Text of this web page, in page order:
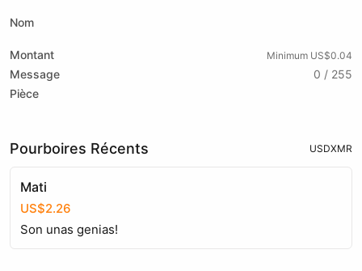
Nom
Montant Minimum US$0.04
Message
0 / 255
Pièce
Pourboires Récents USDXMR
Mati
US$2.26
Son unas genias!